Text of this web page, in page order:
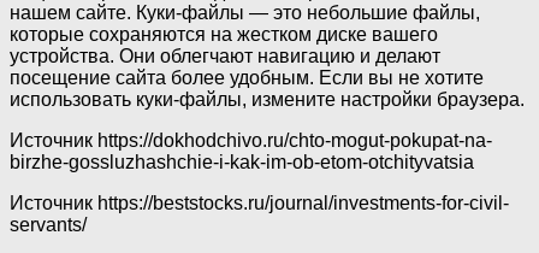
нашем сайте. Куки-файлы — это небольшие файлы,
которые сохраняются на жестком диске вашего
устройства. Они облегчают навигацию и делают
посещение сайта более удобным. Если вы не хотите
использовать куки-файлы, измените настройки браузера.
Источник https://dokhodchivo.ru/chto-mogut-pokupat-na-
birzhe-gossluzhashchie-i-kak-im-ob-etom-otchityvatsia
Источник https://beststocks.ru/journal/investments-for-civil-
servants/